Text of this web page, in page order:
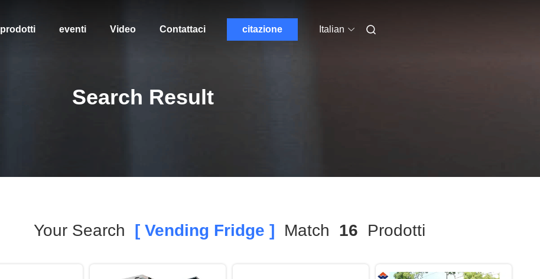
prodotti eventi Video Contattaci citazione Italian
Search Result
Your Search [ Vending Fridge ] Match 16 Prodotti